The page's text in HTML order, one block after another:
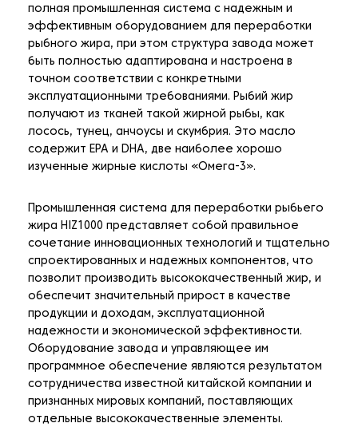
полная промышленная система с надежным и
эффективным оборудованием для переработки
рыбного жира, при этом структура завода может
быть полностью адаптирована и настроена в
точном соответствии с конкретными
эксплуатационными требованиями. Рыбий жир
получают из тканей такой жирной рыбы, как
лосось, тунец, анчоусы и скумбрия. Это масло
содержит EPA и DHA, две наиболее хорошо
изученные жирные кислоты «Омега-3».
Промышленная система для переработки рыбьего
жира HIZ1000 представляет собой правильное
сочетание инновационных технологий и тщательно
спроектированных и надежных компонентов, что
позволит производить высококачественный жир, и
обеспечит значительный прирост в качестве
продукции и доходам, эксплуатационной
надежности и экономической эффективности.
Оборудование завода и управляющее им
программное обеспечение являются результатом
сотрудничества известной китайской компании и
признанных мировых компаний, поставляющих
отдельные высококачественные элементы.